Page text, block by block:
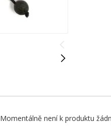
Momentálně není k produktu